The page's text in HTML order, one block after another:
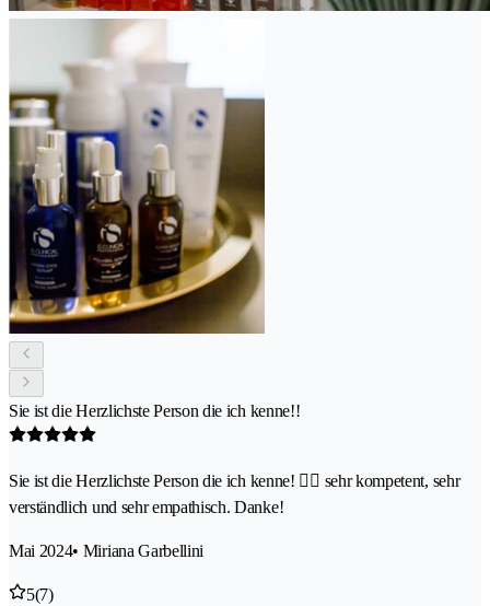
Sie ist die Herzlichste Person die ich kenne!!
Sie ist die Herzlichste Person die ich kenne! 👍🏽 sehr kompetent, sehr
verständlich und sehr empathisch. Danke!
Mai 2024• Miriana Garbellini
5(7)